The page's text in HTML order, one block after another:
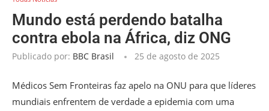
Mundo está perdendo batalha
contra ebola na África, diz ONG
Publicado por: BBC Brasil 25 de agosto de 2025
Médicos Sem Fronteiras faz apelo na ONU para que líderes
mundiais enfrentem de verdade a epidemia com uma